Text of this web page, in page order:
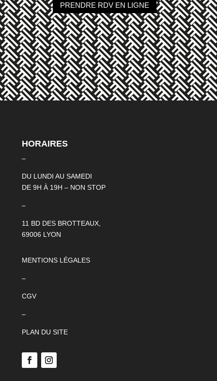
PRENDRE RDV EN LIGNE
HORAIRES
–
DU LUNDI AU SAMEDI
DE 9H À 19H – NON STOP
–
11 BD DES BROTTEAUX,
69006 LYON
MENTIONS LÉGALES
–
CGV
–
PLAN DU SITE